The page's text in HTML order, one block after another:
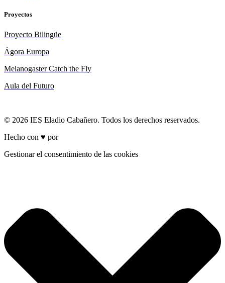
Proyectos
Proyecto Bilingüe
Ágora Europa
Melanogaster Catch the Fly
Aula del Futuro
© 2026 IES Eladio Cabañero. Todos los derechos reservados.
Hecho con ♥ por
Gestionar el consentimiento de las cookies